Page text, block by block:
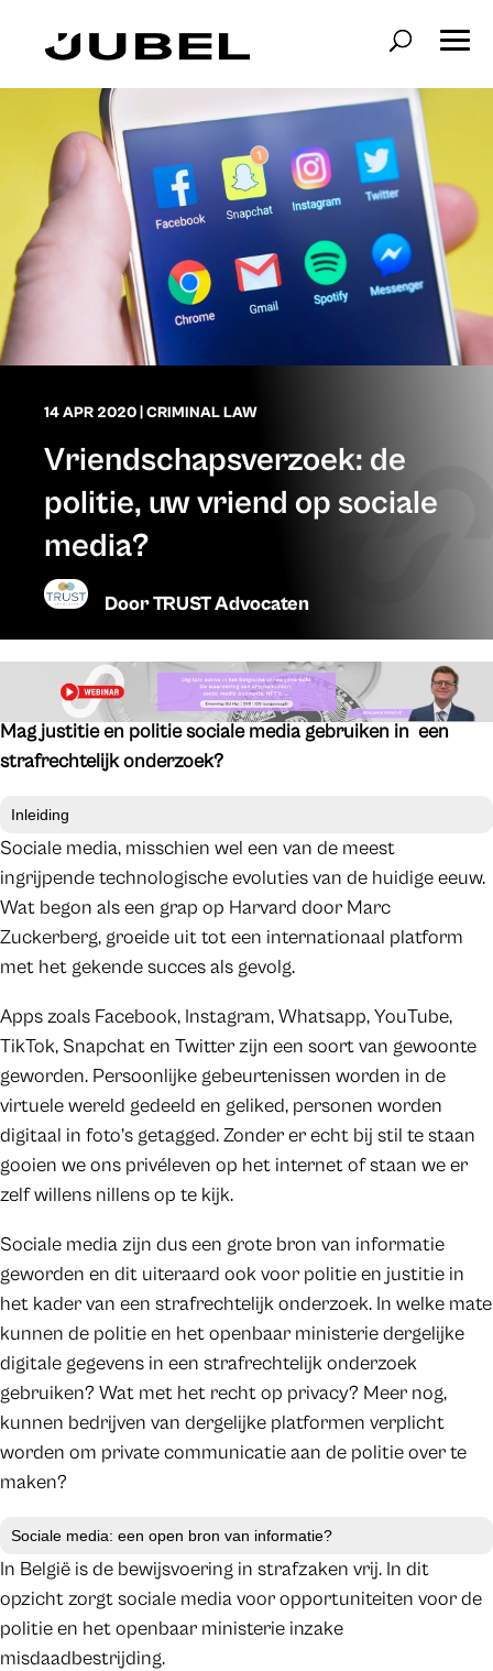
14 APR 2020 CRIMINAL LAW
Vriendschapsverzoek: de
politie, uw vriend op sociale
media?
DoorTRUST Advocaten
Mag justitie en politie sociale media gebruiken in een
strafrechtelijk onderzoek?
Inleiding
Sociale media, misschien wel een van de meest
ingrijpende technologische evoluties van de huidige eeuw.
Wat begon als een grap op Harvard door Marc
Zuckerberg, groeide uit tot een internationaal platform
met het gekende succes als gevolg.
Apps zoals Facebook, Instagram, Whatsapp, YouTube,
TikTok, Snapchat en Twitter zijn een soort van gewoonte
geworden. Persoonlijke gebeurtenissen worden in de
virtuele wereld gedeeld en geliked, personen worden
digitaal in foto’s getagged. Zonder er echt bij stil te staan
gooien we ons privéleven op het internet of staan we er
zelf willens nillens op te kijk.
Sociale media zijn dus een grote bron van informatie
geworden en dit uiteraard ook voor politie en justitie in
het kader van een strafrechtelijk onderzoek. In welke mate
kunnen de politie en het openbaar ministerie dergelijke
digitale gegevens in een strafrechtelijk onderzoek
gebruiken? Wat met het recht op privacy? Meer nog,
kunnen bedrijven van dergelijke platformen verplicht
worden om private communicatie aan de politie over te
maken?
Sociale media: een open bron van informatie?
In België is de bewijsvoering in strafzaken vrij. In dit
opzicht zorgt sociale media voor opportuniteiten voor de
politie en het openbaar ministerie inzake
misdaadbestrijding.